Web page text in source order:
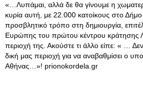
«…Λυπάμαι, αλλά δε θα γίνουμε η
κυρία αυτή, με 22.000 κατοίκους στο
προσβλητικό τρόπο στη δημιουργία,
Ευρώπης του πρώτου κέντρου κράτησης
περιοχή της. Ακούστε τι άλλο είπε: « …
δική μας περιοχή για να αναβαθμίσει ο
Αθήνας…»! prionokordela.gr